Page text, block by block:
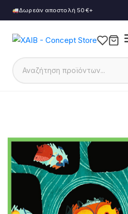
Δωρεάν αποστολή 50€+